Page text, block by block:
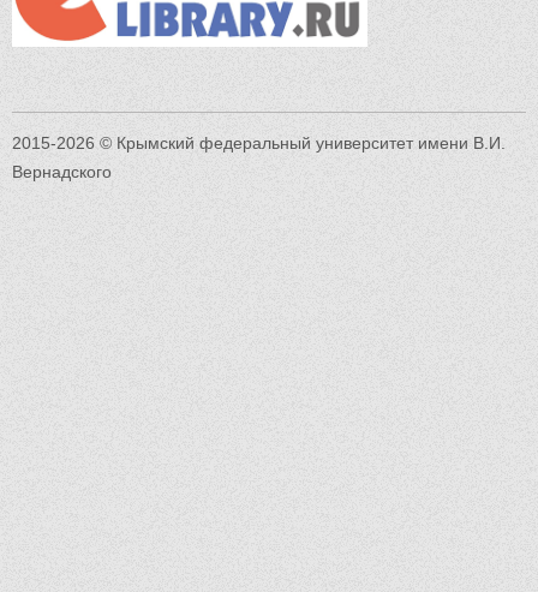
2015-2026 © Крымский федеральный университет имени В.И.
Вернадского